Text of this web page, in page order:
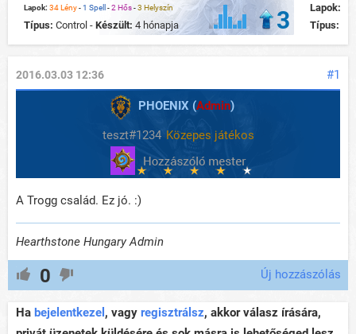
Lapok: 34 Lény-1 Spell -2 Hős-3 Helyszín
Típus: Control - Készült: 4 hónapja 3 Lapok:
Típus:
#1
2016.03.03 12:36
PHOENIX (Admin)
teszt#1234 Közepes játékos
A Trogg család. Ez jó. :)
Hearthstone Hungary Admin
0 Új hozzászólás
Ha bejelentkezel , vagy regisztrálsz, akkor válasz írására,